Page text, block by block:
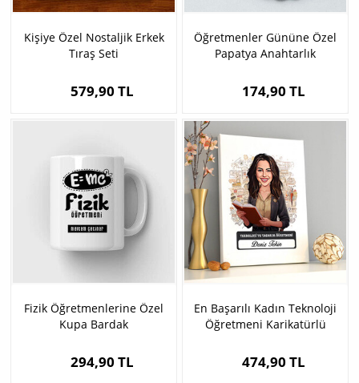
Kişiye Özel Nostaljik Erkek
Tıraş Seti
579,90 TL
Öğretmenler Gününe Özel
Papatya Anahtarlık
174,90 TL
Fizik Öğretmenlerine Özel
Kupa Bardak
294,90 TL
En Başarılı Kadın Teknoloji
Öğretmeni Karikatürlü
474,90 TL